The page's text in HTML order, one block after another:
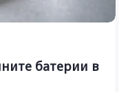
батерии в